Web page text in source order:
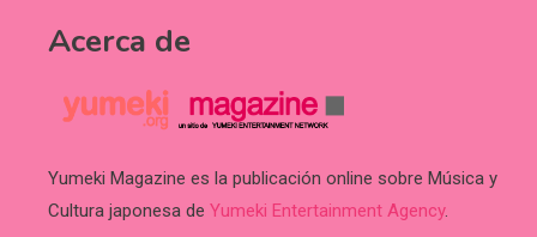
Acerca de
Yumeki Magazine es la publicación online sobre Música y
Cultura japonesa de Yumeki Entertainment Agency.